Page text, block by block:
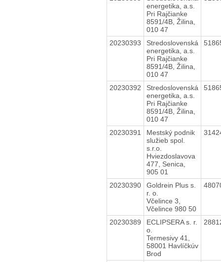
energetika, a.s.
Pri Rajčianke
8591/4B, Žilina,
010 47
20230393
Stredoslovenská
energetika, a.s.
Pri Rajčianke
8591/4B, Žilina,
010 47
20230392
Stredoslovenská
energetika, a.s.
Pri Rajčianke
8591/4B, Žilina,
010 47
20230391
Mestský podnik
služieb spol.
s.r.o.
Hviezdoslavova
477, Senica,
905 01
20230390
Goldrein Plus s.
r. o.
Včelince 3,
Včelince 980 50
20230389
ECLIPSERA s. r.
o.
Termesivy 41,
58001 Havlíčkúv
Brod